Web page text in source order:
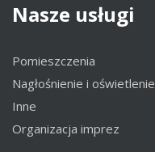
Nasze usługi
Pomieszczenia
Nagłośnienie i oświetlenie
Inne
Organizacja imprez